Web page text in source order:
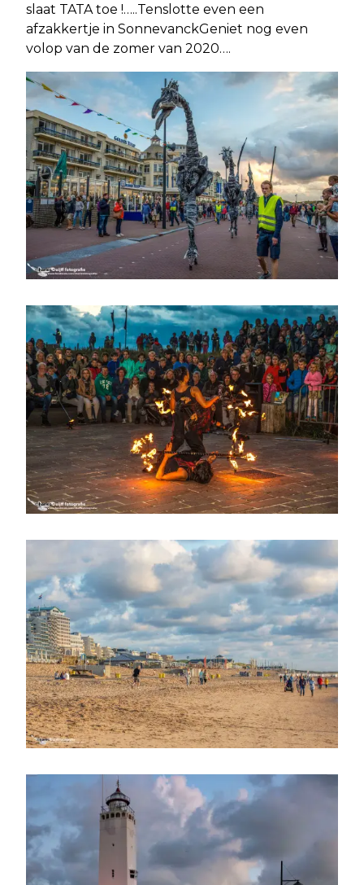
slaat TATA toe !…..Tenslotte even een
afzakkertje in SonnevanckGeniet nog even
volop van de zomer van 2020….